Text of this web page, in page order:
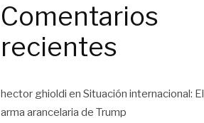
Comentarios
recientes
hector ghioldi en Situación internacional: El
arma arancelaria de Trump